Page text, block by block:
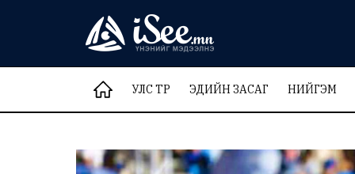
УЛС ТӨР ЭДИЙН ЗАСАГ НИЙГЭМ